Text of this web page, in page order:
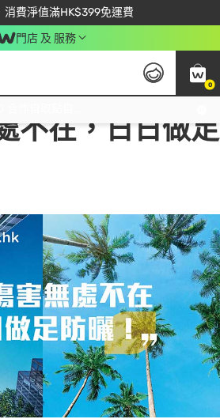
消費淨值滿HK$399免運費
為易賞錢會員盡享獨家優惠
買滿$450 輸入 NEWAPP 即減$50
門店 及 服務
0
不在，日日做足